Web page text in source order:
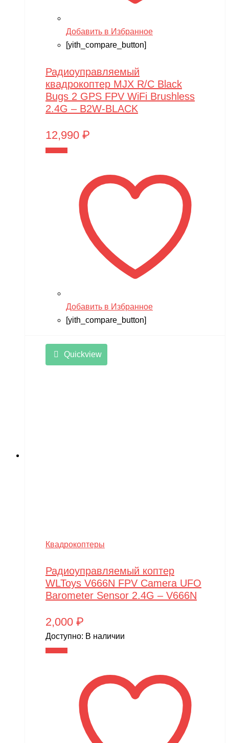
Добавить в Избранное
[yith_compare_button]
Радиоуправляемый
квадрокоптер MJX R/C Black
Bugs 2 GPS FPV WiFi Brushless
2.4G – B2W-BLACK
12,990 ₽
Добавить в Избранное
[yith_compare_button]
Quickview
Квадрокоптеры
Радиоуправляемый коптер
WLToys V666N FPV Camera UFO
Barometer Sensor 2.4G – V666N
2,000 ₽
Доступно: В наличии